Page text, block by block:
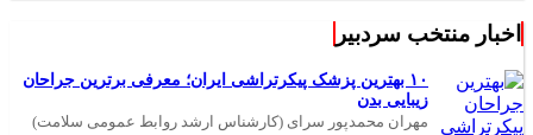
اخبار منتخب سردبیر
۱۰ بهترین پزشک پیکرتراشی ایران؛ معرفی برترین جراحان
زیبایی بدن
مهران محمدپور سرای (کارشناس ارشد روابط عمومی سلامت)